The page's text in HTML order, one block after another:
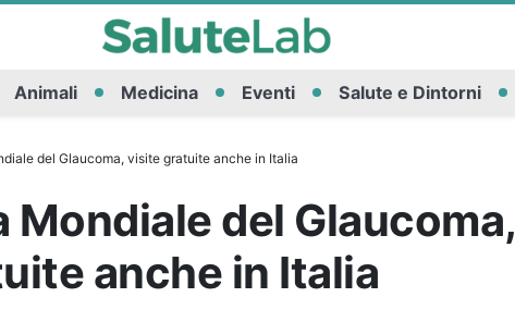
Animali Medicina Eventi Salute e Dintorni
del Glaucoma, visite gratuite anche in Italia
Mondiale del Glaucoma,
anche in Italia